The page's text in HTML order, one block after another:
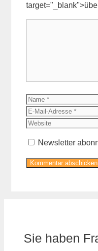
Name
Newsletter
Sie haben